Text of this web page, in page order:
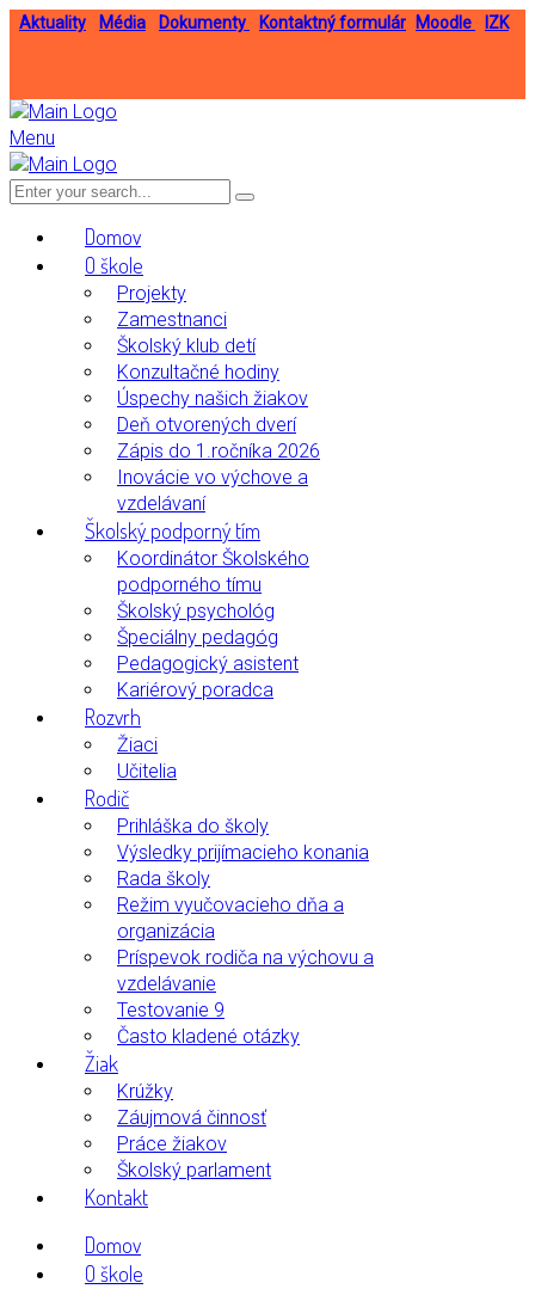
Aktuality Média Dokumenty IZK
Moodle
Kontaktný formulár
Menu
Domov
O škole
Projekty
Zamestnanci
Školský klub detí
Konzultačné hodiny
Úspechy našich žiakov
Deň otvorených dverí
Zápis do 1.ročníka 2026
Inovácie vo výchove a
vzdelávaní
Školský podporný tím
Koordinátor Školského
podporného tímu
Školský psychológ
Špeciálny pedagóg
Pedagogický asistent
Kariérový poradca
Rozvrh
Žiaci
Učitelia
Rodič
Prihláška do školy
Výsledky prijímacieho konania
Rada školy
Režim vyučovacieho dňa a
organizácia
Príspevok rodiča na výchovu a
vzdelávanie
Testovanie 9
Často kladené otázky
Žiak
Krúžky
Záujmová činnosť
Práce žiakov
Školský parlament
Kontakt
Domov
O škole